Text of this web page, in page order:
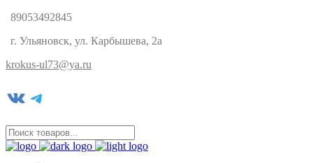
89053492845
г. Ульяновск, ул. Карбышева, 2а
krokus-ul73@ya.ru
VK Telegram